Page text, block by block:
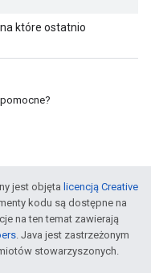
które ostatnio
jest objęta licencją Creative
kodu są dostępne na
na ten temat zawierają
. Java jest zastrzeżonym
stowarzyszonych.